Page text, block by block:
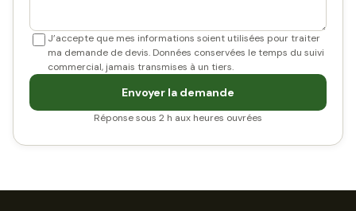
J’accepte que mes informations soient utilisées pour traiter
ma demande de devis. Données conservées le temps du suivi
commercial, jamais transmises à un tiers.
Envoyer la demande
Réponse sous 2 h aux heures ouvrées